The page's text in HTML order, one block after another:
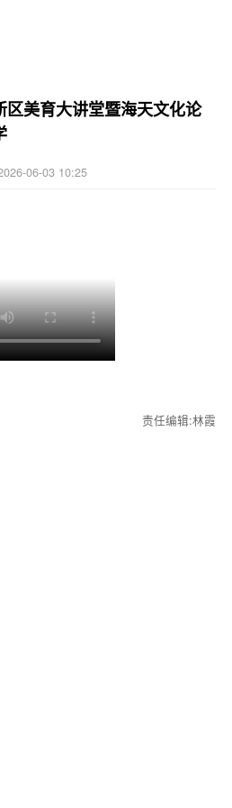
区美育大讲堂暨海天文化论
06-03 10:25
责任编辑:林霞